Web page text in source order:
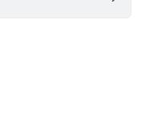
tijdens de
je kinderen snit